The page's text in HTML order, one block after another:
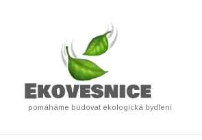
pomáháme budovat ekologická bydlení